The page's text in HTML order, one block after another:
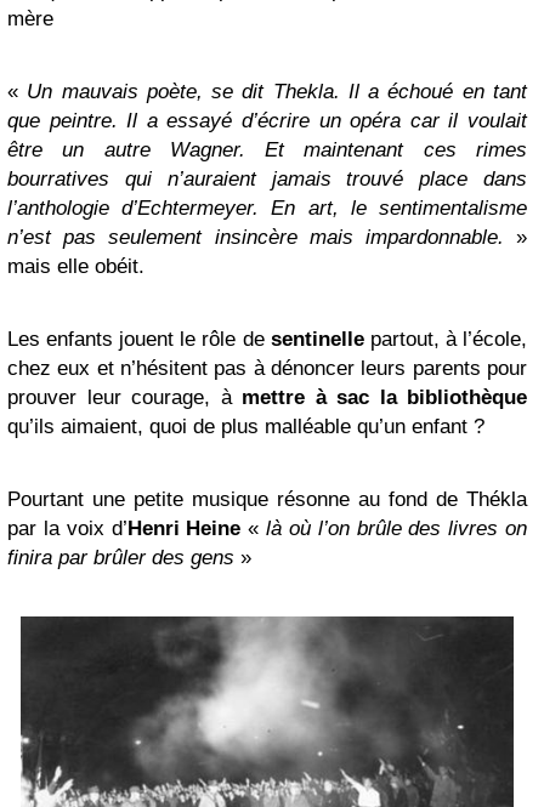
mère
« Un mauvais poète, se dit Thekla. Il a échoué en tant
que peintre. Il a essayé d’écrire un opéra car il voulait
être un autre Wagner. Et maintenant ces rimes
bourratives qui n’auraient jamais trouvé place dans
l’anthologie d’Echtermeyer. En art, le sentimentalisme
n’est pas seulement insincère mais impardonnable. »
mais elle obéit.
Les enfants jouent le rôle de sentinellepartout, à l’école,
chez eux et n’hésitent pas à dénoncer leurs parents pour
prouver leur courage, à mettre à sac la bibliothèque
qu’ils aimaient, quoi de plus malléable qu’un enfant ?
Pourtant une petite musique résonne au fond de Thékla
par la voix d’ Henri Heine «là où l’on brûle des livres on
finira par brûler des gens »